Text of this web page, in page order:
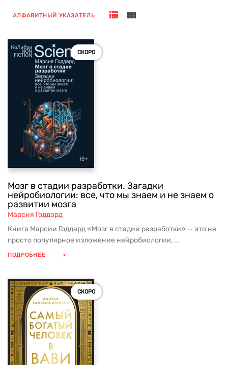
АЛФАВИТНЫЙ УКАЗАТЕЛЬ
СКОРО
Мозг в стадии разработки. Загадки
нейробиологии: все, что мы знаем и не знаем о
развитии мозга
Марсия Годдард
Книга Марсии Годдард «Мозг в стадии разработки» — это не
просто популярное изложение нейробиологии, ...
ПОДРОБНЕЕ
СКОРО